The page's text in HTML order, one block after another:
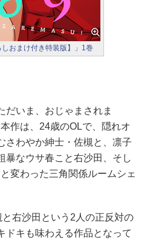
おまけ付き特装版】」1巻
いま、おじゃまされま
作は、24歳のOLで、隠れオ
さわやか紳士・佐槻と、凛子
暴なウサ春こと右沙田、そし
変わった三角関係ルームシェ
右沙田という2人の正反対の
ドキも味わえる作品となって